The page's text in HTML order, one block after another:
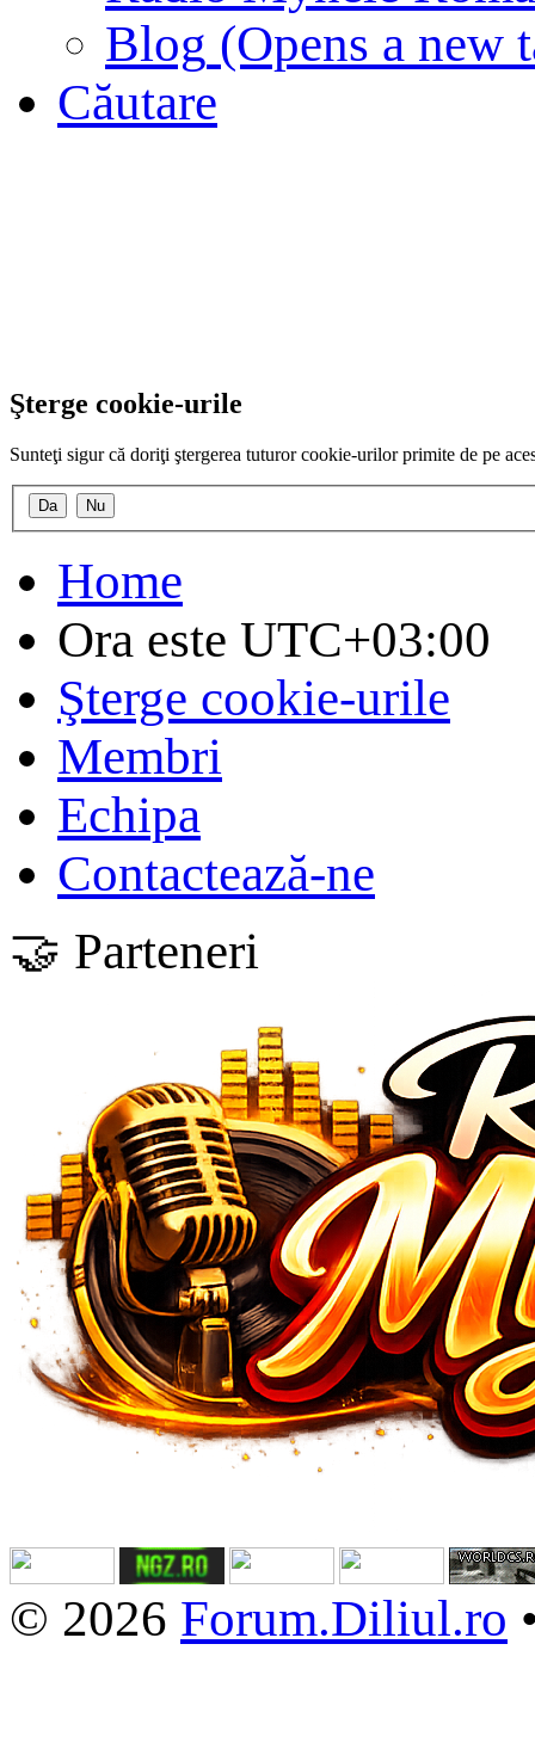
Blog (Opens a new
Căutare
Şterge cookie-urile
Sunteţi sigur că doriţi ştergerea tuturor cookie-urilor primite de pe
Home
Ora este UTC+03:00
Şterge cookie-urile
Membri
Echipa
Contactează-ne
🤝 Parteneri
© 2026 Forum.Diliul.ro